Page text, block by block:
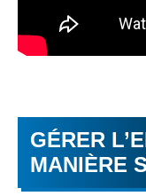
GÉRER
MANIÈRE